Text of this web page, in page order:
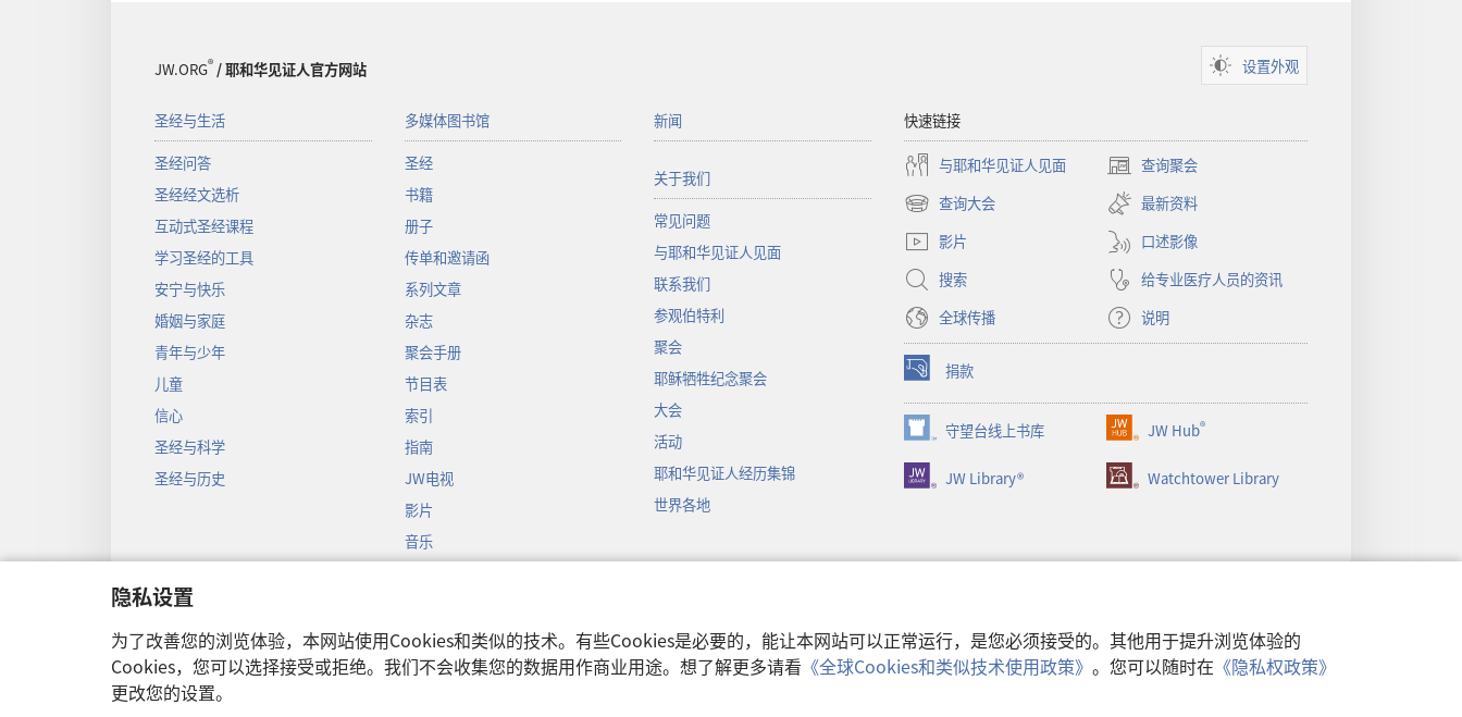
隐私设置
为了改善您的浏览体验，本网站使用Cookies和类似的技术。有些Cookies是必要的，能让本网站可以正常运行，是您必须接受的。其他用于提升浏览体验的
Cookies，您可以选择接受或拒绝。我们不会收集您的数据用作商业用途。想了解更多请看 《全球Cookies和类似技术使用政策》 。您可以随时在 《隐私权政策》
更改您的设置。
JW.ORG® / 耶和华见证人官方网站 设置外观
圣经与生活
圣经问答
圣经经文选析
互动式圣经课程
学习圣经的工具
安宁与快乐
婚姻与家庭
青年与少年
儿童
信心
圣经与科学
圣经与历史
多媒体图书馆
圣经
书籍
册子
传单和邀请函
系列文章
杂志
聚会手册
节目表
索引
指南
JW电视
影片
音乐
新闻
关于我们
常见问题
与耶和华见证人见面
联系我们
参观伯特利
聚会
耶稣牺牲纪念聚会
大会
活动
耶和华见证人经历集锦
世界各地
快速链接
与耶和华见证人见面 查询聚会
（打
开
新
窗
口）
查询大会
（打
开
新
窗
口）
最新资料
影片
口述影像
搜索
给专业医疗人员的资讯
全球传播
说明
捐款
（打
开
新
窗
口）
守望台线上书库
（打
开
新
JW Hub®
（打
开
新
JW Library® Watchtower Library